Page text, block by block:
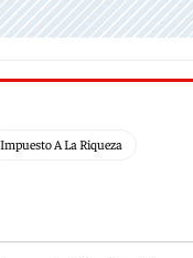
Impuesto A La Riqueza